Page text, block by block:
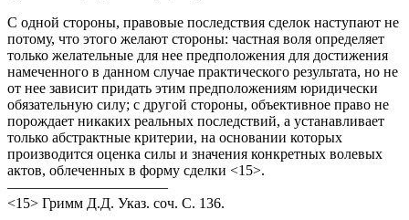
С одной стороны, правовые последствия сделок наступают не
потому, что этого желают стороны: частная воля определяет
только желательные для нее предположения для достижения
намеченного в данном случае практического результата, но не
от нее зависит придать этим предположениям юридически
обязательную силу; с другой стороны, объективное право не
порождает никаких реальных последствий, а устанавливает
только абстрактные критерии, на основании которых
производится оценка силы и значения конкретных волевых
актов, облеченных в форму сделки <15>.
———————————
<15> Гримм Д.Д. Указ. соч. С. 136.